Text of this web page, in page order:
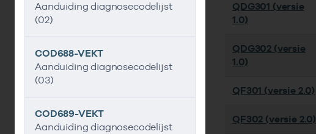
Aanduiding diagnosecodelijst
(02)
COD688-VEKT
Aanduiding diagnosecodelijst
(03)
COD689-VEKT
Aanduiding diagnosecodelijst
QDG301 (versie
1.0)
QDG302 (versie
1.0)
QF301 (versie 2.0)
QF302 (versie 2.0)